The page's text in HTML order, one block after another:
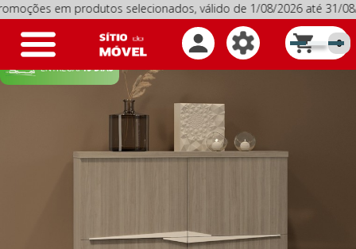
em produtos selecionados, válido de 1/08/2026 até 31/08/
Toggle
navigation 0